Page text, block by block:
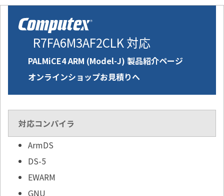
R7FA6M3AF2CLK 対応
PALMiCE4 ARM (Model-J) 製品紹介ページ
オンラインショップお見積りへ
対応コンパイラ
ArmDS
DS-5
EWARM
GNU